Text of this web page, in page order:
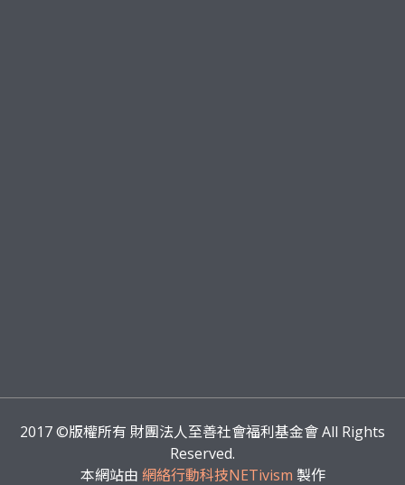
2017©版權所有 財團法人至善社會福利基金會 All Rights
Reserved.
本網站由 網絡行動科技NETivism 製作